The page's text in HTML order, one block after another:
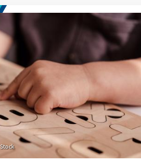
auch im Interesse der
Dennoch muss allen
eine Tätigkeit in der Forschung
Wettbewerbsdruck
der Leistungsbereitschaft und